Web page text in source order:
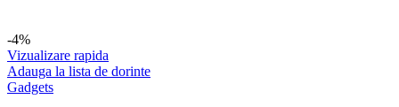
-4%
Vizualizare rapida
Adauga la lista de dorinte
Gadgets